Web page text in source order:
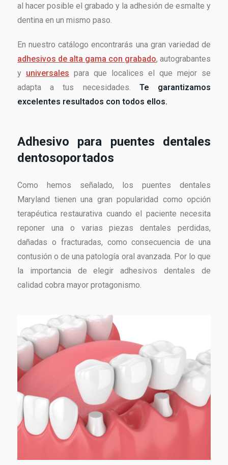
al hacer posible el grabado y la adhesión de esmalte y
dentina en un mismo paso.
En nuestro catálogo encontrarás una gran variedad de
adhesivos de alta gama con grabado, autograbantes
y universales para que localices el que mejor se
adapta a tus necesidades. Te garantizamos
excelentes resultados con todos ellos.
Adhesivo para puentes dentales
dentosoportados
Como hemos señalado, los puentes dentales
Maryland tienen una gran popularidad como opción
terapéutica restaurativa cuando el paciente necesita
reponer una o varias piezas dentales perdidas,
dañadas o fracturadas, como consecuencia de una
contusión o de una patología oral avanzada. Por lo que
la importancia de elegir adhesivos dentales de
calidad cobra mayor protagonismo.